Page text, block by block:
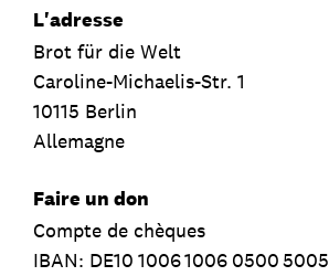
L'adresse
Brot für die Welt
Caroline-Michaelis-Str. 1
10115 Berlin
Allemagne
Faire un don
Compte de chèques
IBAN: DE10 10061006 05005005